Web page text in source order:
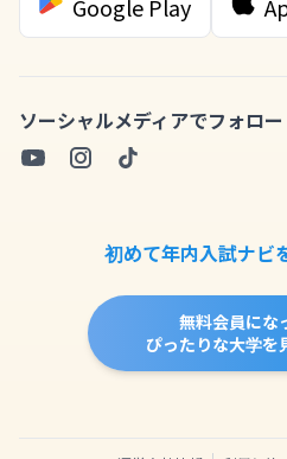
Google Play
ソーシャルメディアでフォロー
初めて年内入試ナビ
無料会員にな
ぴったりな大学を